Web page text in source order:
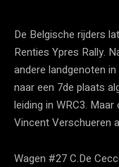
De Belgische rijders
Renties Ypres Rally.
andere landgenoten
naar een 7de plaats
leiding in WRC3.
Vincent Verschueren
Wagen #27 C.De